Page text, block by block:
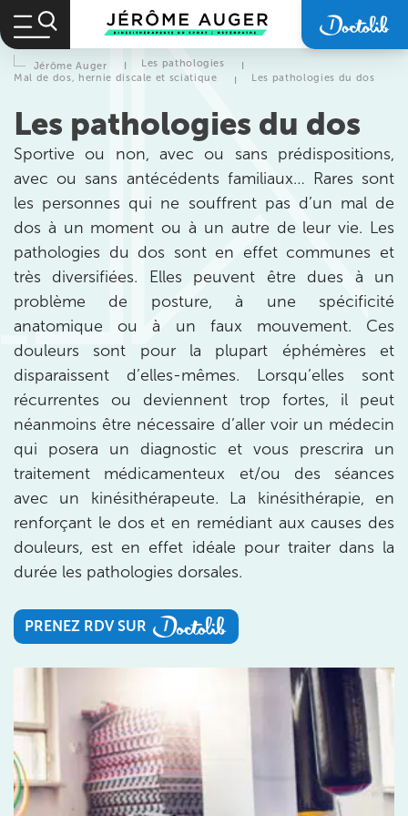
Jérôme Auger I Les pathologies
I
Mal de dos, hernie discale et sciatique
I Les pathologies du dos
Les pathologies du dos
Sportive ou non, avec ou sans prédispositions,
avec ou sans antécédents familiaux… Rares sont
les personnes qui ne souffrent pas d’un mal de
dos à un moment ou à un autre de leur vie. Les
pathologies du dos sont en effet communes et
très diversifiées. Elles peuvent être dues à un
problème de posture, à une spécificité
anatomique ou à un faux mouvement. Ces
douleurs sont pour la plupart éphémères et
disparaissent d’elles-mêmes. Lorsqu’elles sont
récurrentes ou deviennent trop fortes, il peut
néanmoins être nécessaire d’aller voir un médecin
qui posera un diagnostic et vous prescrira un
traitement médicamenteux et/ou des séances
avec un kinésithérapeute. La kinésithérapie, en
renforçant le dos et en remédiant aux causes des
douleurs, est en effet idéale pour traiter dans la
durée les pathologies dorsales.
PRENEZ RDV SUR
PRENEZ RDV SUR
Prendre rendez-vous
avec les équipes
de Jérôme Auger
Bénéficiez de l’ expertise de Jérôme Augeren
prenant rendez-vous avecses équipes
dans votre
cabinet IK – Institut Kinésithérapiele plus proche
de chez vous ou chez
, votre allié sport du
quotidien.
IK PARIS 16 – TROCADÉRO
8 Av. de Camoens 75116 Paris
8 Av. de Camoens 75116 Paris
01 42 15 22 46
Prenez RDV sur
Prenez RDV sur